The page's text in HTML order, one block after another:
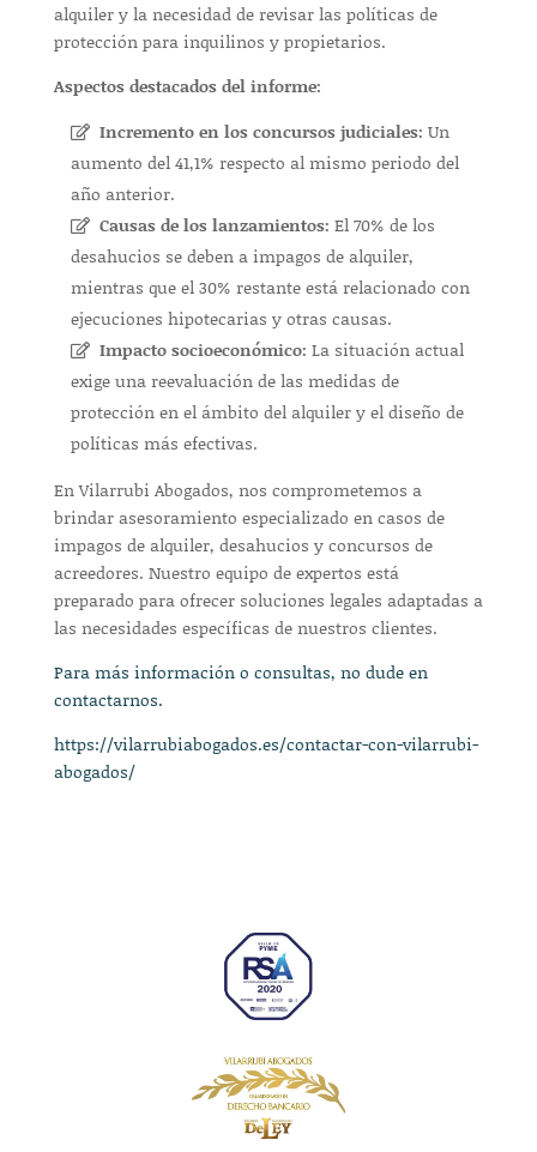
alquiler y la necesidad de revisar las políticas de
protección para inquilinos y propietarios.
Aspectos destacados del informe:
Incremento en los concursos judiciales: Un
aumento del 41,1% respecto al mismo periodo del
año anterior.
Causas de los lanzamientos: El 70% de los
desahucios se deben a impagos de alquiler,
mientras que el 30% restante está relacionado con
ejecuciones hipotecarias y otras causas.
Impacto socioeconómico: La situación actual
exige una reevaluación de las medidas de
protección en el ámbito del alquiler y el diseño de
políticas más efectivas.
En Vilarrubi Abogados, nos comprometemos a
brindar asesoramiento especializado en casos de
impagos de alquiler, desahucios y concursos de
acreedores. Nuestro equipo de expertos está
preparado para ofrecer soluciones legales adaptadas a
las necesidades específicas de nuestros clientes.
Para más información o consultas, no dude en
contactarnos.
https://vilarrubiabogados.es/contactar-con-vilarrubi-
abogados/